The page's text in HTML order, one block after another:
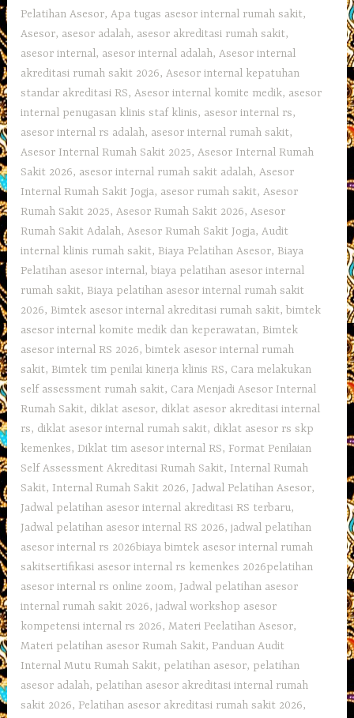
Pelatihan Asesor,Apa tugas asesor internal rumah sakit,
Asesor, asesor adalah, asesor akreditasi rumah sakit,
asesor internal, asesor internal adalah,Asesor internal
akreditasi rumah sakit 2026,Asesor internal kepatuhan
standar akreditasi RS,Asesor internal komite medik, asesor
internal penugasan klinis staf klinis, asesor internal rs,
asesor internal rs adalah, asesor internal rumah sakit,
Asesor Internal Rumah Sakit 2025,Asesor Internal Rumah
Sakit 2026, asesor internal rumah sakit adalah,Asesor
Internal Rumah Sakit Jogja, asesor rumah sakit,Asesor
Rumah Sakit 2025,Asesor Rumah Sakit 2026,Asesor
Rumah Sakit Adalah,Asesor Rumah Sakit Jogja,Audit
internal klinis rumah sakit, Biaya Pelatihan Asesor, Biaya
Pelatihan asesor internal, biaya pelatihan asesor internal
rumah sakit, Biaya pelatihan asesor internal rumah sakit
2026, Bimtek asesor internal akreditasi rumah sakit, bimtek
asesor internal komite medik dan keperawatan, Bimtek
asesor internal RS 2026, bimtek asesor internal rumah
sakit, Bimtek tim penilai kinerja klinis RS, Cara melakukan
self assessment rumah sakit, Cara Menjadi Asesor Internal
Rumah Sakit, diklat asesor, diklat asesor akreditasi internal
rs, diklat asesor internal rumah sakit, diklat asesor rs skp
kemenkes,Diklat tim asesor internal RS, Format Penilaian
Self Assessment Akreditasi Rumah Sakit, Internal Rumah
Sakit, Internal Rumah Sakit 2026, Jadwal Pelatihan Asesor,
Jadwal pelatihan asesor internal akreditasi RS terbaru,
Jadwal pelatihan asesor internal RS 2026,jadwal pelatihan
asesor internal rs 2026biaya bimtek asesor internal rumah
sakitsertifikasi asesor internal rs kemenkes 2026pelatihan
asesor internal rs online zoom, Jadwal pelatihan asesor
internal rumah sakit 2026,jadwal workshop asesor
kompetensi internal rs 2026,Materi Peelatihan Asesor,
Materi pelatihan asesor Rumah Sakit, Panduan Audit
Internal Mutu Rumah Sakit, pelatihan asesor, pelatihan
asesor adalah, pelatihan asesor akreditasi internal rumah
sakit 2026, Pelatihan asesor akreditasi rumah sakit 2026,